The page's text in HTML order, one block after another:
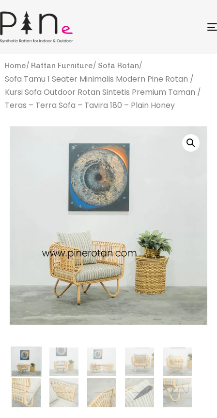
Home Rattan Furniture Sofa Rotan
Sofa Tamu 1 Seater Minimalis Modern Pine Rotan /
Kursi Sofa Outdoor Rotan Sintetis Premium Taman /
Teras – Terra Sofa – Tavira 180 – Plain Honey